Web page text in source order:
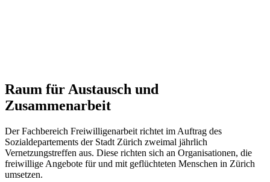
Raum für Austausch und
Zusammenarbeit
Der Fachbereich Freiwilligenarbeit richtet im Auftrag des
Sozialdepartements der Stadt Zürich zweimal jährlich
Vernetzungstreffen aus. Diese richten sich an Organisationen, die
freiwillige Angebote für und mit geflüchteten Menschen in Zürich
umsetzen.